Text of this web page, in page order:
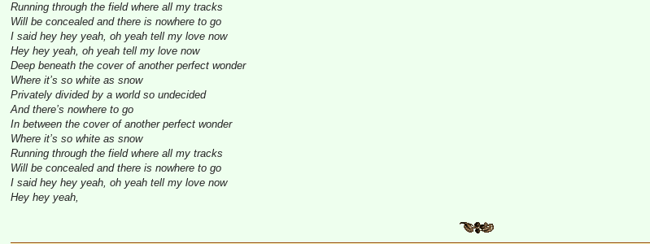
Running through the field where all my tracks
Will be concealed and there is nowhere to go
I said hey hey yeah, oh yeah tell my love now
Hey hey yeah, oh yeah tell my love now
Deep beneath the cover of another perfect wonder
Where it’s so white as snow
Privately divided by a world so undecided
And there’s nowhere to go
In between the cover of another perfect wonder
Where it’s so white as snow
Running through the field where all my tracks
Will be concealed and there is nowhere to go
I said hey hey yeah, oh yeah tell my love now
Hey hey yeah,